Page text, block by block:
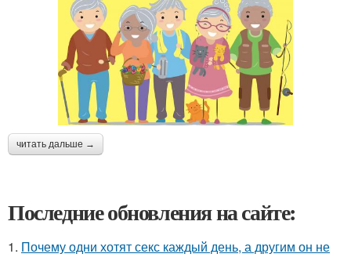
читать дальше →
Последние обновления на сайте:
1. Почему одни хотят секс каждый день, а другим он не